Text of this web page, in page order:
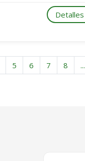
Detalles
5 6 7 8 ...